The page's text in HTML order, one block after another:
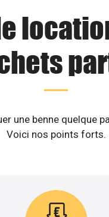
une benne quelque
Voici nos points forts.